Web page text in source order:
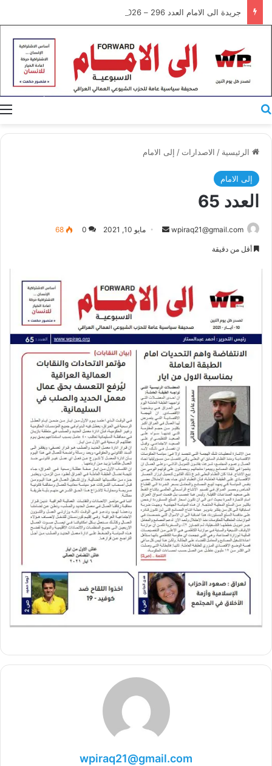
جريدة الى الامام العدد 296 – 28/07/2026
الرئيسية / الاصدارات / إلى الامام
إلى الامام
العدد 65
wpiraq21@gmail.com
أرسل مايو 10, 2021 0
68
أقل من دقيقة
wpiraq21@gmail.com